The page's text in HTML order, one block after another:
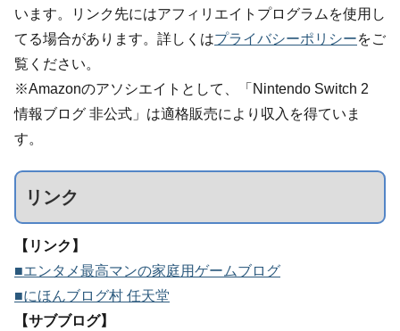
います。リンク先にはアフィリエイトプログラムを使用し
てる場合があります。詳しくはプライバシーポリシーをご
覧ください。
※Amazonのアソシエイトとして、「Nintendo Switch 2
情報ブログ 非公式」は適格販売により収入を得ていま
す。
リンク
【リンク】
■エンタメ最高マンの家庭用ゲームブログ
■にほんブログ村 任天堂
【サブブログ】